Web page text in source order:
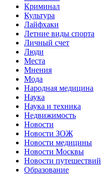
Криминал
Культура
Лайфхаки
Летние виды спорта
Личный счет
Люди
Места
Мнения
Мода
Народная медицина
Наука
Наука и техника
Недвижимость
Новости
Новости ЗОЖ
Новости медицины
Новости Москвы
Новости путешествий
Образование